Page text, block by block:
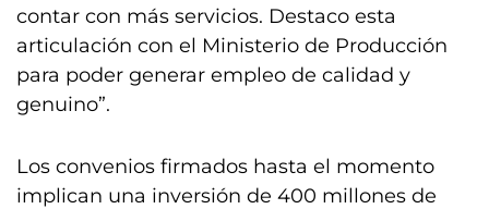
contar con más servicios. Destaco esta
articulación con el Ministerio de Producción
para poder generar empleo de calidad y
genuino”.
Los convenios firmados hasta el momento
implican una inversión de 400 millones de